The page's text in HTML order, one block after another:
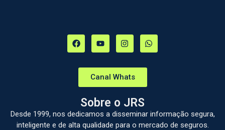
Canal Whats
Sobre o JRS
Desde 1999, nos dedicamos a disseminar informação segura,
inteligente e de alta qualidade para o mercado de seguros.